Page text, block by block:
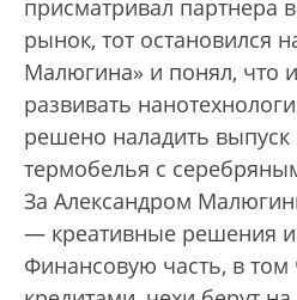
присматривал партнера
рынок, тот остановился
Малюгина» и понял, что
развивать
решено наладить выпуск
термобелья с
За Александром
— креативные решения и
Финансовую часть, в